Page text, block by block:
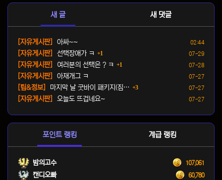
새 글 새 댓글
등록일
02:44
[자유게시판]
아싸~~
등록일
07-29
[자유게시판] 선택장애가 ㅋ 1
등록일
07-28
[자유게시판] 여러분의 선택은 ? ㅋ 1
등록일
07-27
[자유게시판]
아재개그 ㅋ
등록일
07-27
[팁&정보] 마지막 날 굿바이 패키지(짐… 3댓글
등록일
07-27
[자유게시판] 오늘도 뜨겁네요~
포인트 랭킹 계급 랭킹
밤의고수 107,061
캔디오빠 60,780